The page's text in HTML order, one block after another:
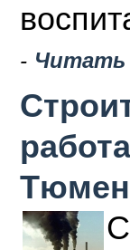
- Читать